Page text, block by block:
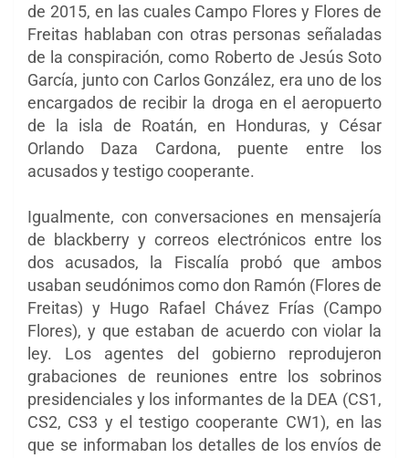
de 2015, en las cuales Campo Flores y Flores de
Freitas hablaban con otras personas señaladas
de la conspiración, como Roberto de Jesús Soto
García, junto con Carlos González, era uno de los
encargados de recibir la droga en el aeropuerto
de la isla de Roatán, en Honduras, y César
Orlando Daza Cardona, puente entre los
acusados y testigo cooperante.
Igualmente, con conversaciones en mensajería
de blackberry y correos electrónicos entre los
dos acusados, la Fiscalía probó que ambos
usaban seudónimos como don Ramón (Flores de
Freitas) y Hugo Rafael Chávez Frías (Campo
Flores), y que estaban de acuerdo con violar la
ley. Los agentes del gobierno reprodujeron
grabaciones de reuniones entre los sobrinos
presidenciales y los informantes de la DEA (CS1,
CS2, CS3 y el testigo cooperante CW1), en las
que se informaban los detalles de los envíos de